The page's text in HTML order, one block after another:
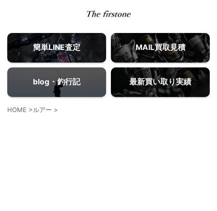
簡単LINE査定 MAIL買取見積
blog・釣行記 最新買い取り実績
HOME >ルアー >